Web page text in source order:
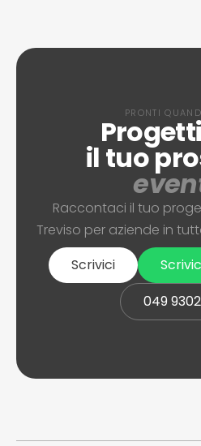
PRONTI
il tuo
Raccontaci il tuo
Treviso per aziende in
Scrivici
049